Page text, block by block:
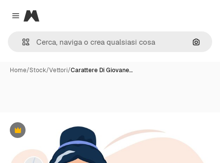
Close menu
Magnific
Cerca
Home/Stock/Vettori/Carattere Di Giovane…
Premium